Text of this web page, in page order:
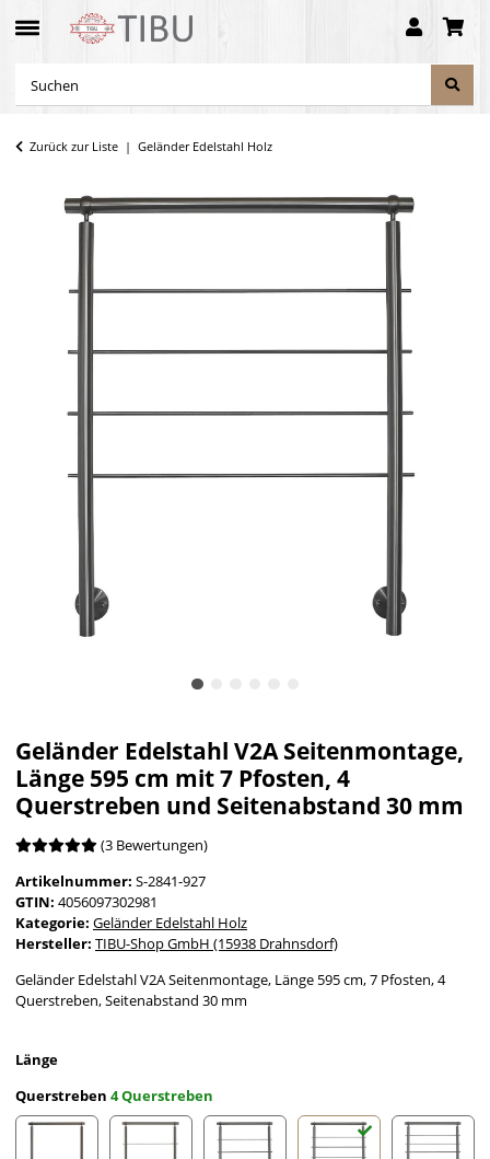
Zurück zur Liste Geländer Edelstahl Holz
Geländer Edelstahl V2A Seitenmontage,
Länge 595 cm mit 7 Pfosten, 4
Querstreben und Seitenabstand 30 mm
(3 Bewertungen)
Artikelnummer: S-2841-927
GTIN: 4056097302981
Kategorie: Geländer Edelstahl Holz
Hersteller: TIBU-Shop GmbH (15938 Drahnsdorf)
Geländer Edelstahl V2A Seitenmontage, Länge 595 cm, 7 Pfosten, 4
Querstreben, Seitenabstand 30 mm
Länge
Querstreben 4 Querstreben